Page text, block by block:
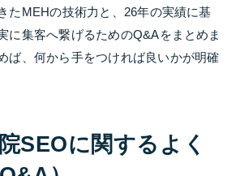
たMEHの技術力と、26年の実績に基
に集客へ繋げるためのQ&Aをまとめま
ば、何から手をつければ良いかが明確
SEOに関するよく